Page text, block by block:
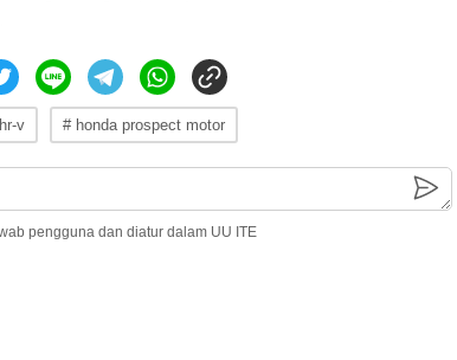
v # honda prospect motor
pengguna dan diatur dalam UU ITE